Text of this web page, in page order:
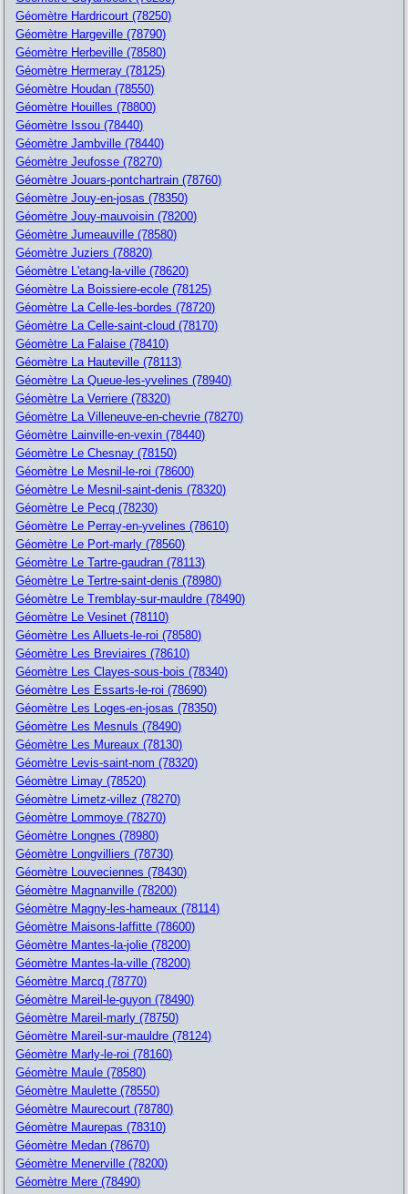
Géomètre Hardricourt (78250)
Géomètre Hargeville (78790)
Géomètre Herbeville (78580)
Géomètre Hermeray (78125)
Géomètre Houdan (78550)
Géomètre Houilles (78800)
Géomètre Issou (78440)
Géomètre Jambville (78440)
Géomètre Jeufosse (78270)
Géomètre Jouars-pontchartrain (78760)
Géomètre Jouy-en-josas (78350)
Géomètre Jouy-mauvoisin (78200)
Géomètre Jumeauville (78580)
Géomètre Juziers (78820)
Géomètre L'etang-la-ville (78620)
Géomètre La Boissiere-ecole (78125)
Géomètre La Celle-les-bordes (78720)
Géomètre La Celle-saint-cloud (78170)
Géomètre La Falaise (78410)
Géomètre La Hauteville (78113)
Géomètre La Queue-les-yvelines (78940)
Géomètre La Verriere (78320)
Géomètre La Villeneuve-en-chevrie (78270)
Géomètre Lainville-en-vexin (78440)
Géomètre Le Chesnay (78150)
Géomètre Le Mesnil-le-roi (78600)
Géomètre Le Mesnil-saint-denis (78320)
Géomètre Le Pecq (78230)
Géomètre Le Perray-en-yvelines (78610)
Géomètre Le Port-marly (78560)
Géomètre Le Tartre-gaudran (78113)
Géomètre Le Tertre-saint-denis (78980)
Géomètre Le Tremblay-sur-mauldre (78490)
Géomètre Le Vesinet (78110)
Géomètre Les Alluets-le-roi (78580)
Géomètre Les Breviaires (78610)
Géomètre Les Clayes-sous-bois (78340)
Géomètre Les Essarts-le-roi (78690)
Géomètre Les Loges-en-josas (78350)
Géomètre Les Mesnuls (78490)
Géomètre Les Mureaux (78130)
Géomètre Levis-saint-nom (78320)
Géomètre Limay (78520)
Géomètre Limetz-villez (78270)
Géomètre Lommoye (78270)
Géomètre Longnes (78980)
Géomètre Longvilliers (78730)
Géomètre Louveciennes (78430)
Géomètre Magnanville (78200)
Géomètre Magny-les-hameaux (78114)
Géomètre Maisons-laffitte (78600)
Géomètre Mantes-la-jolie (78200)
Géomètre Mantes-la-ville (78200)
Géomètre Marcq (78770)
Géomètre Mareil-le-guyon (78490)
Géomètre Mareil-marly (78750)
Géomètre Mareil-sur-mauldre (78124)
Géomètre Marly-le-roi (78160)
Géomètre Maule (78580)
Géomètre Maulette (78550)
Géomètre Maurecourt (78780)
Géomètre Maurepas (78310)
Géomètre Medan (78670)
Géomètre Menerville (78200)
Géomètre Mere (78490)